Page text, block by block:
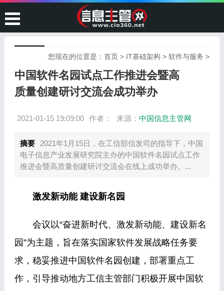
您现在的位置是：首页 > IT基础架构 >软件与服务 >
中国软件名园试点工作推进会暨高
质量创建研讨交流会成功举办
2021-01-15 19:09:00 作者： 来源： 中国信息主管网
摘要
2021年1月15日，在工信部信发司的指导下，中国
电子信息产业发展研究院主办的中国软件名园试点工作
推进会暨高质量创建研讨交流会在线上成功举办。...
激发新动能 建设新名园
会议以“奋进新时代、激发新动能、建设新名
园”为主题，旨在落实国家软件发展战略任务要
求，稳妥推进中国软件名园创建，部署重点工
作，引导推动地方工信主管部门积极开展中国软